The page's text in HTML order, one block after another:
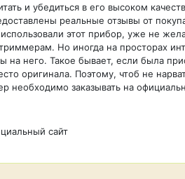
и убедиться в его высоком
реальные отзывы от
этот прибор, уже не
Но иногда на просторах
на него. Такое бывает, если была
оригинала. Поэтому, чтоб не
необходимо заказывать на
сайт